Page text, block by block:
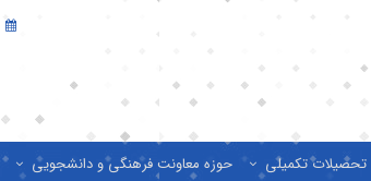
تکمیلی حوزه معاونت فرهنگی و دانشجویی